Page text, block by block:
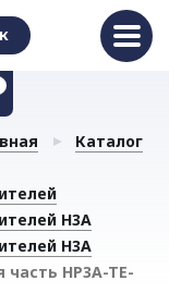
Каталог
H3A
H3A
HP3A-TE-